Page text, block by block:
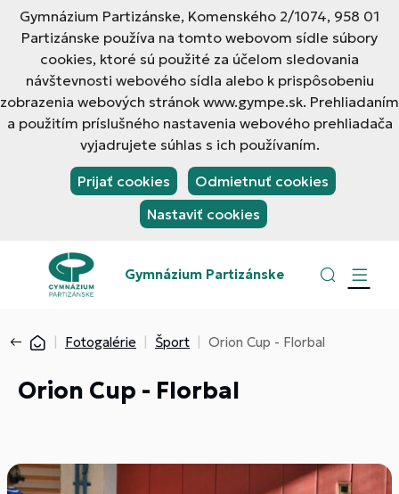
Gymnázium Partizánske, Komenského 2/1074, 958 01
Partizánske používa na tomto webovom sídle súbory
cookies, ktoré sú použité za účelom sledovania
návštevnosti webového sídla alebo k prispôsobeniu
zobrazenia webových stránok www.gympe.sk. Prehliadaním
a použitím príslušného nastavenia webového prehliadača
vyjadrujete súhlas s ich používaním.
Prijať cookies
Odmietnuť cookies
Nastaviť cookies
Gymnázium Partizánske
Fotogalérie Šport Orion Cup - Florbal
Orion Cup - Florbal